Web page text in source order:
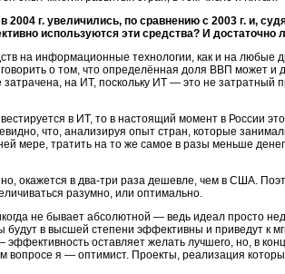
2004 г. увеличились, по сравнению с 2003 г. и,
используются эти средства? И достаточно
на информационные технологии, как и на любые
о том, что определённая доля ВВП может и
на ИТ, поскольку ИТ — это не затратный
в ИТ, то в настоящий момент в России
что, анализируя опыт стран, которые
мере, тратить на то же самое в разы меньше
окажется в два-три раза дешевле, чем в США.
разумно, или оптимально.
не бывает абсолютной — ведь идеал просто
в высшей степени эффективны и приведут к
оставляет желать лучшего, но, в
вопросе я — оптимист. Проекты, реализация